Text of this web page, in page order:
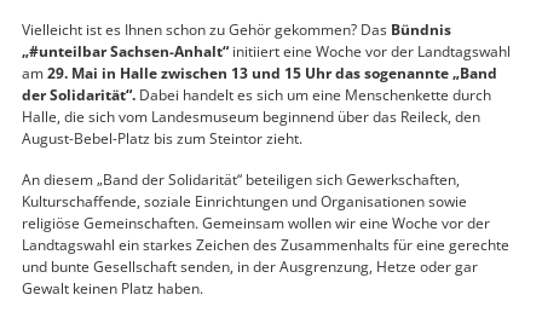
Vielleicht ist es Ihnen schon zu Gehör gekommen? Das Bündnis
„#unteilbar Sachsen-Anhalt“ initiiert eine Woche vor der Landtagswahl
am29. Mai in Halle zwischen 13 und 15 Uhr das sogenannte „Band
der Solidarität“. Dabei handelt es sich um eine Menschenkette durch
Halle, die sich vom Landesmuseum beginnend über das Reileck, den
August-Bebel-Platz bis zum Steintor zieht.
An diesem „Band der Solidarität“ beteiligen sich Gewerkschaften,
Kulturschaffende, soziale Einrichtungen und Organisationen sowie
religiöse Gemeinschaften. Gemeinsam wollen wir eine Woche vor der
Landtagswahl ein starkes Zeichen des Zusammenhalts für eine gerechte
und bunte Gesellschaft senden, in der Ausgrenzung, Hetze oder gar
Gewalt keinen Platz haben.